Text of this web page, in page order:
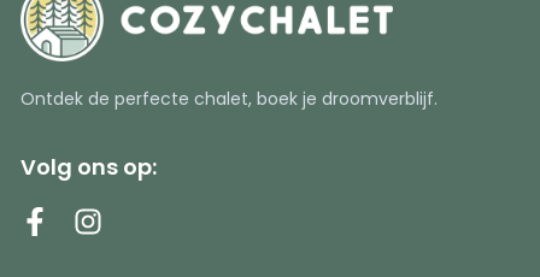
Ontdek de perfecte chalet, boek je droomverblijf.
Volg ons op: